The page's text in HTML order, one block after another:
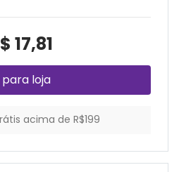
17,81
para loja
acima de R$199